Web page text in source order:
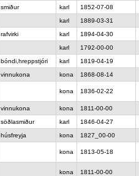
smiður karl
1852-07-08
karl
1889-03-31
rafvirki karl
1894-04-30
karl
1792-00-00
bóndi,hreppstjóri karl
1819-04-19
vinnukona kona 1868-08-14
kona 1836-02-22
vinnukona kona
1811-00-00
söðlasmiður karl
1846-04-27
húsfreyja kona 1827_00-00
kona 1813-05-18
kona 1811-00-00